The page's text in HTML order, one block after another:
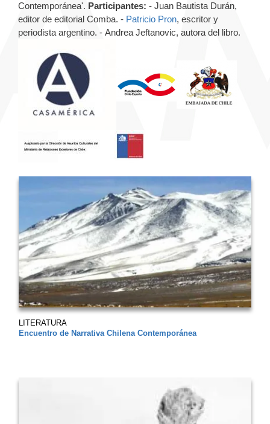
Contemporánea'. Participantes: - Juan Bautista Durán,
editor de editorial Comba. - Patricio Pron, escritor y
periodista argentino. - Andrea Jeftanovic, autora del libro.
LITERATURA
Encuentro de Narrativa Chilena Contemporánea